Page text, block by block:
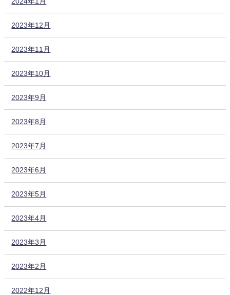
2023年12月
2023年11月
2023年10月
2023年9月
2023年8月
2023年7月
2023年6月
2023年5月
2023年4月
2023年3月
2023年2月
2022年12月